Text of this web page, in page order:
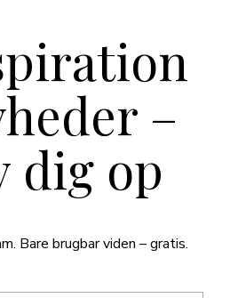
–
dig op
Bare brugbar viden – gratis.